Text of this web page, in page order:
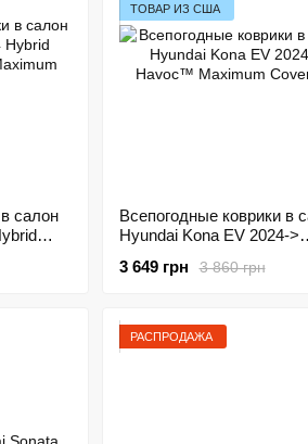
салон
ТОВАР ИЗ США
Всепогодные коврики в
Hyundai Kona EV 2024->
3 860 грн
3 649 грн
РАСПРОДАЖА